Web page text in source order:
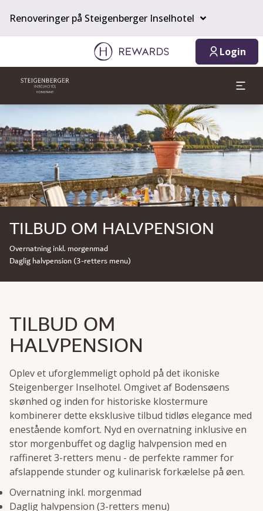
Renoveringer på Steigenberger Inselhotel
Login
Slide 1 af 1
TILBUD OM HALVPENSION
Overnatning inkl. morgenmad
Daglig halvpension (3-retters menu)
TILBUD OM
HALVPENSION
Oplev et uforglemmeligt ophold på det ikoniske
Steigenberger Inselhotel. Omgivet af Bodensøens
skønhed og inden for historiske klostermure
kombinerer dette eksklusive tilbud tidløs elegance med
enestående komfort. Nyd en overnatning inklusive en
stor morgenbuffet og daglig halvpension med en
raffineret 3-retters menu - de perfekte rammer for
afslappende stunder og kulinarisk forkælelse på øen.
Overnatning inkl. morgenmad
Daglig halvpension (3-retters menu)